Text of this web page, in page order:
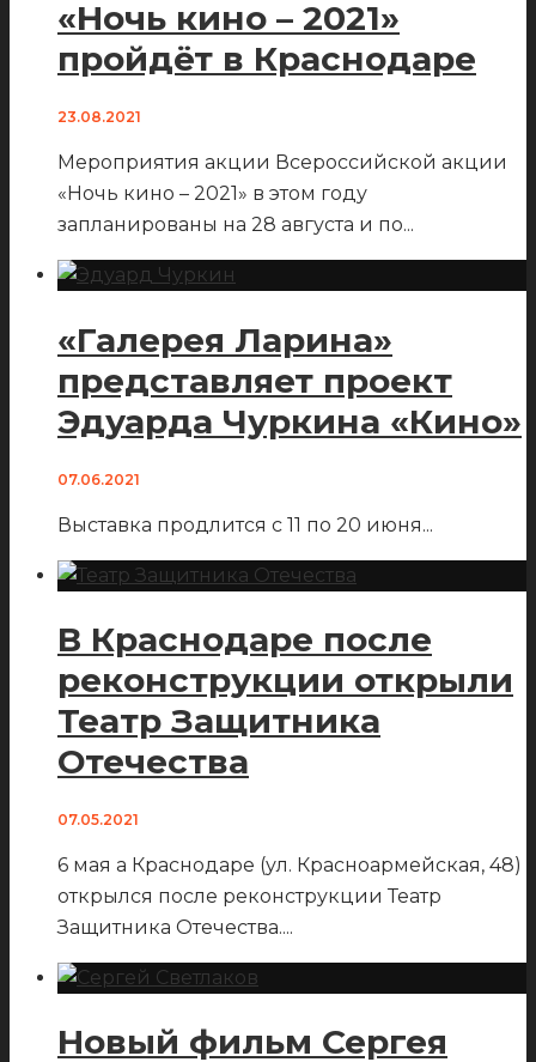
«Ночь кино – 2021»
пройдёт в Краснодаре
23.08.2021
Мероприятия акции Всероссийской акции
«Ночь кино – 2021» в этом году
запланированы на 28 августа и по...
«Галерея Ларина»
представляет проект
Эдуарда Чуркина «Кино»
07.06.2021
Выставка продлится с 11 по 20 июня...
В Краснодаре после
реконструкции открыли
Театр Защитника
Отечества
07.05.2021
6 мая а Краснодаре (ул. Красноармейская, 48)
открылся после реконструкции Театр
Защитника Отечества....
Новый фильм Сергея